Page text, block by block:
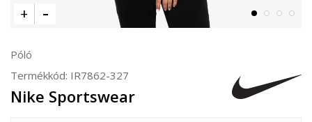
Póló
Termékkód: IR7862-327
Nike Sportswear